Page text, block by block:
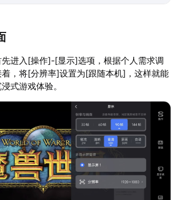
进入[操作]-[显示]选项，根据个人需求调
，将[分辨率]设置为[跟随本机]，这样就能
式游戏体验。